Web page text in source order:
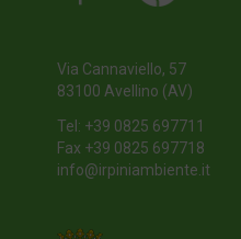
Via Cannaviello, 57
83100 Avellino (AV)
Tel: +39 0825 697711
Fax +39 0825 697718
info@irpiniambiente.it